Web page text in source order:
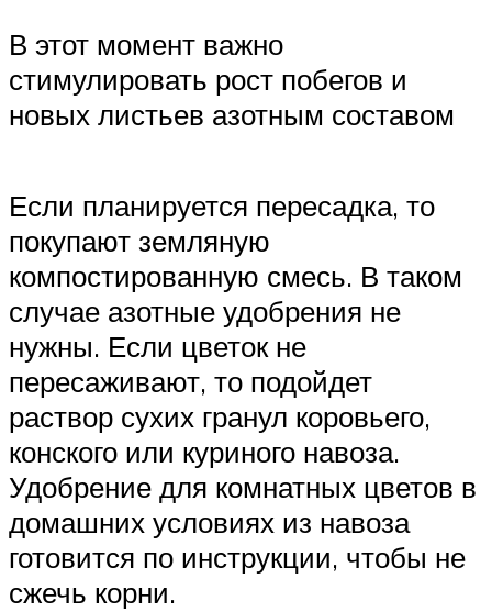
В этот момент важно
стимулировать рост побегов и
новых листьев азотным составом
Если планируется пересадка, то
покупают земляную
компостированную смесь. В таком
случае азотные удобрения не
нужны. Если цветок не
пересаживают, то подойдет
раствор сухих гранул коровьего,
конского или куриного навоза.
Удобрение для комнатных цветов в
домашних условиях из навоза
готовится по инструкции, чтобы не
сжечь корни.